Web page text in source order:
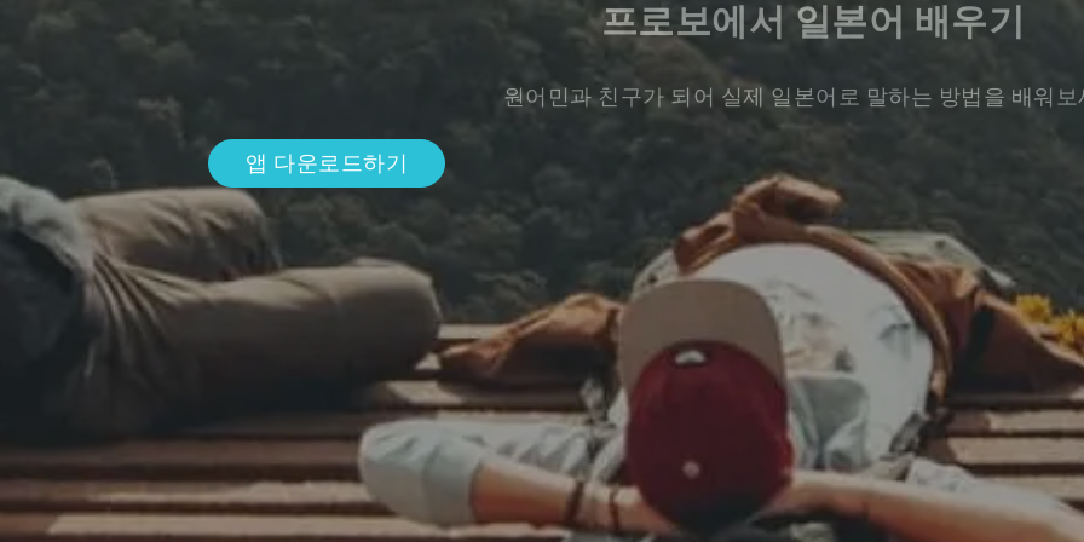
프로보에서 일본어 배우기
원어민과 친구가 되어 실제 일본어로 말하는 방법을 배워보
앱 다운로드하기